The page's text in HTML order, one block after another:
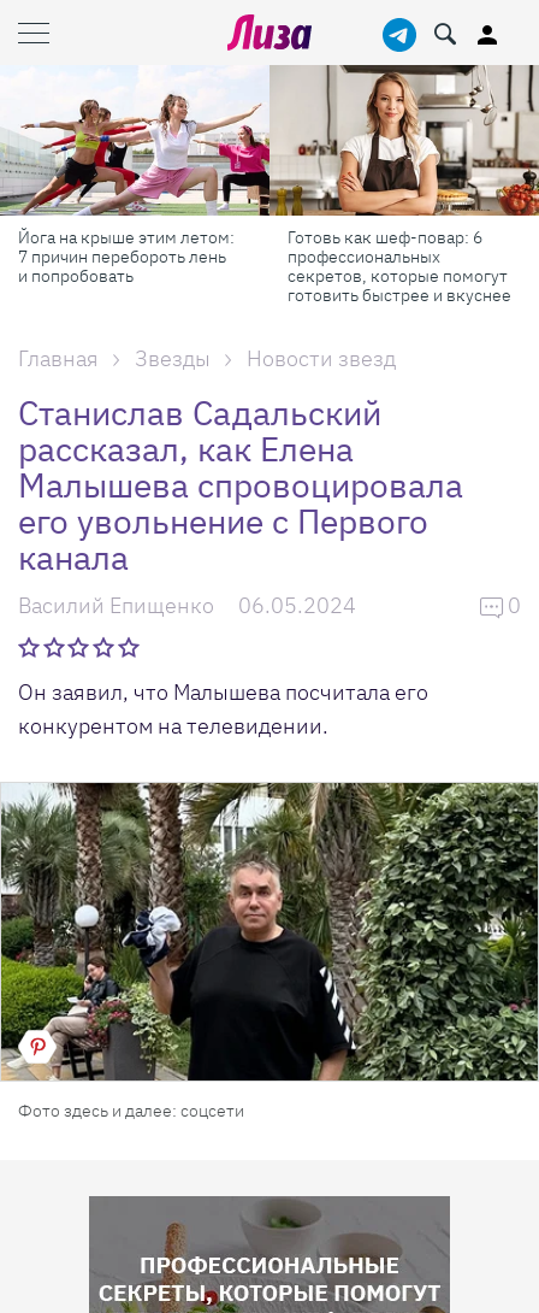
Йога на крыше этим летом:
7 причин перебороть лень
и попробовать
Готовь как шеф-повар: 6
профессиональных
секретов, которые помогут
готовить быстрее и вкуснее
Главная Звезды Новости звезд
Станислав Садальский
рассказал, как Елена
Малышева спровоцировала
его увольнение с Первого
канала
Василий Епищенко 06.05.2024 0
Он заявил, что Малышева посчитала его
конкурентом на телевидении.
Фото здесь и далее: соцсети